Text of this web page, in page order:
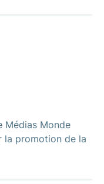
Médias Monde
la promotion de la